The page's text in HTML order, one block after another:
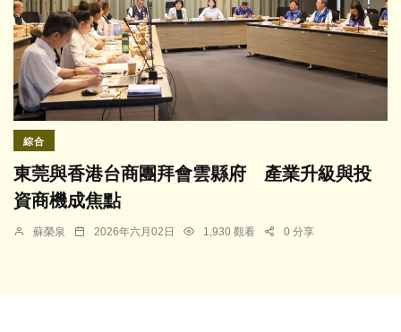
綜合
東莞與香港台商團拜會雲縣府 產業升級與投
資商機成焦點
蘇榮泉 2026年六月02日 1,930 觀看 0 分享